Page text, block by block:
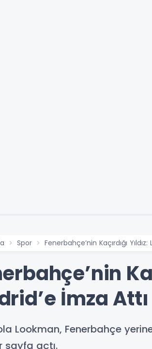
Spor Fenerbahçe’nin Kaçırdığı
İmza Attı
Lookman, Fenerbahçe
sayfa açtı.